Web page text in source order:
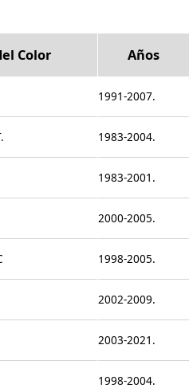
Color Años
1991-2007.
1983-2004.
1983-2001.
2000-2005.
1998-2005.
2002-2009.
2003-2021.
1998-2004.